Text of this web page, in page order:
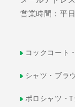
営業時間：平
コックコート
シャツ・ブラ
ポロシャツ・